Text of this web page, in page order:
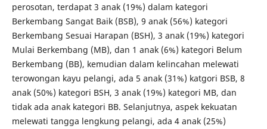
perosotan, terdapat 3 anak (19%) dalam kategori
Berkembang Sangat Baik (BSB), 9 anak (56%) kategori
Berkembang Sesuai Harapan (BSH), 3 anak (19%) kategori
Mulai Berkembang (MB), dan 1 anak (6%) kategori Belum
Berkembang (BB), kemudian dalam kelincahan melewati
terowongan kayu pelangi, ada 5 anak (31%) katgori BSB, 8
anak (50%) kategori BSH, 3 anak (19%) kategori MB, dan
tidak ada anak kategori BB. Selanjutnya, aspek kekuatan
melewati tangga lengkung pelangi, ada 4 anak (25%)